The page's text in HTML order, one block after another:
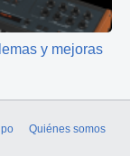
y mejoras
Quiénes somos